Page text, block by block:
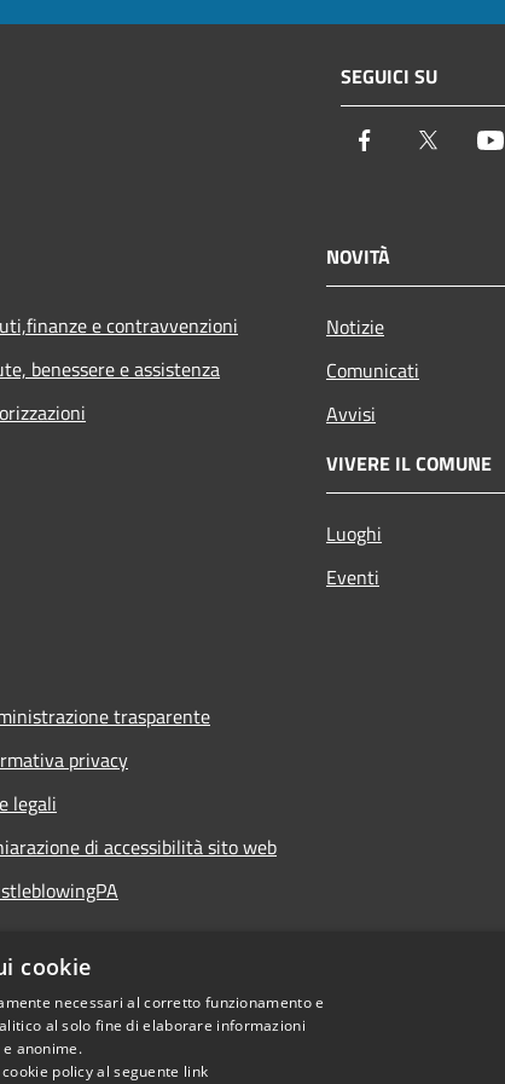
SEGUICI SU
Facebook Twitter
e contravvenzioni
benessere e assistenza
NOVITÀ
Notizie
Comunicati
Avvisi
VIVERE IL COMUNE
Luoghi
Eventi
trasparente
privacy
legali
di accessibilità sito web
cookie
necessari al corretto funzionamento e
al solo fine di elaborare informazioni
anonime.
policy al seguente link